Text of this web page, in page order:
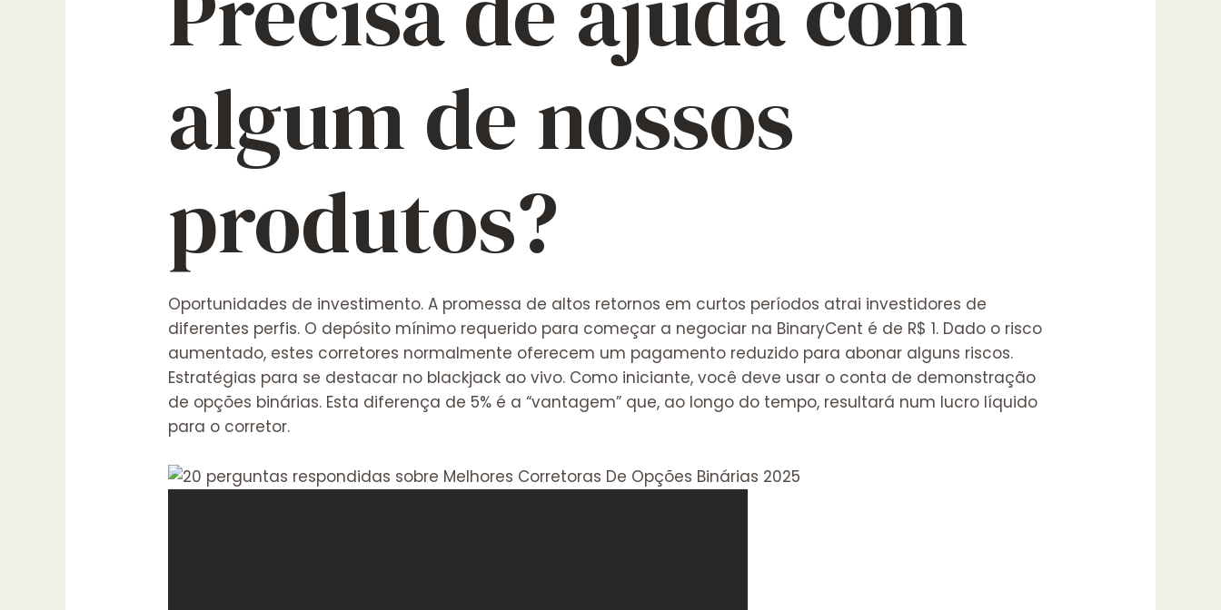
algum de nossos
produtos?
Oportunidades de investimento. A promessa de altos retornos em curtos períodos atrai investidores de
diferentes perfis. O depósito mínimo requerido para começar a negociar na BinaryCent é de R$ 1. Dado o risco
aumentado, estes corretores normalmente oferecem um pagamento reduzido para abonar alguns riscos.
Estratégias para se destacar no blackjack ao vivo. Como iniciante, você deve usar o conta de demonstração
de opções binárias. Esta diferença de 5% é a “vantagem” que, ao longo do tempo, resultará num lucro líquido
para o corretor.